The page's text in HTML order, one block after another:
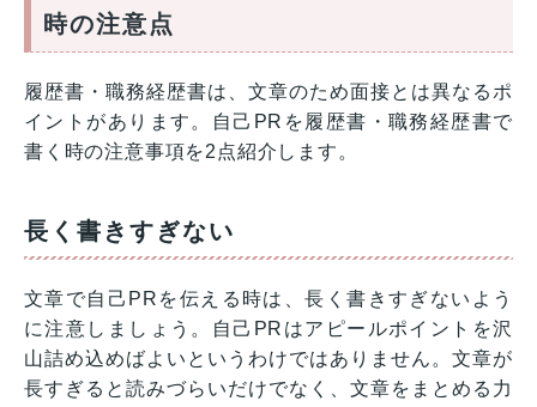
時の注意点
履歴書・職務経歴書は、文章のため面接とは異なるポ
イントがあります。自己PRを履歴書・職務経歴書で
書く時の注意事項を2点紹介します。
長く書きすぎない
文章で自己PRを伝える時は、長く書きすぎないよう
に注意しましょう。自己PRはアピールポイントを沢
山詰め込めばよいというわけではありません。文章が
長すぎると読みづらいだけでなく、文章をまとめる力